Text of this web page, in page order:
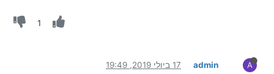
1
A
admin 17 ביולי 2019, 19:49